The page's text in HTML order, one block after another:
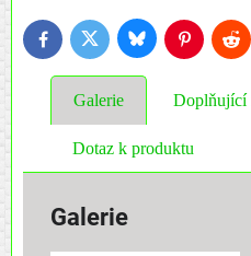
FacebookTwitter BlueskyPinterest
Galerie Doplňující
Dotaz k produktu
Galerie